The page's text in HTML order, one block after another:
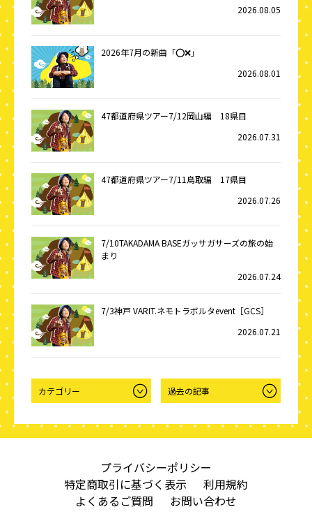
2026.08.05
2026年7月の新曲「⭕️❌」
2026.08.01
47都道府県ツアー7/12岡山編 18県目
2026.07.31
47都道府県ツアー7/11鳥取編 17県目
2026.07.26
7/10TAKADAMA BASEガッサガサーズの旅の始
まり
2026.07.24
7/3神戸 VARIT.ネモトラボルタevent［GCS］
2026.07.21
プライバシーポリシー
特定商取引に基づく表示
利用規約
よくあるご質問
お問い合わせ